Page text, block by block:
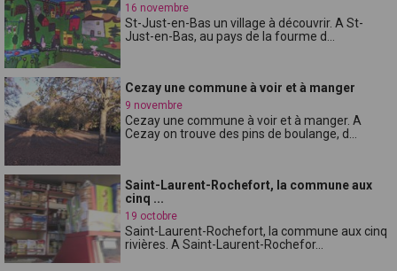
16 novembre
St-Just-en-Bas un village à découvrir. A St-
Just-en-Bas, au pays de la fourme d...
Cezay une commune à voir et à manger
9 novembre
Cezay une commune à voir et à manger. A
Cezay on trouve des pins de boulange, d...
Saint-Laurent-Rochefort, la commune aux
cinq ...
19 octobre
Saint-Laurent-Rochefort, la commune aux cinq
rivières. A Saint-Laurent-Rochefor...